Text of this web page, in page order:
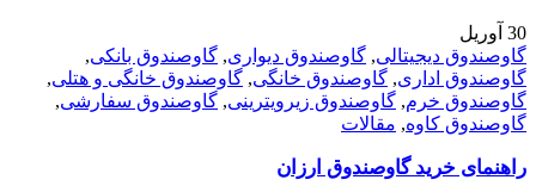
30 آوریل
گاوصندوق دیجیتالی, گاوصندوق دیواری, گاوصندوق بانکی,
گاوصندوق اداری, گاوصندوق خانگی, گاوصندوق خانگی و هتلی,
گاوصندوق خرم, گاوصندوق زیرویترینی, گاوصندوق سفارشی,
گاوصندوق کاوه, مقالات
راهنمای خرید گاوصندوق ارزان